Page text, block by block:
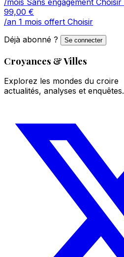
99,00 €
/an 1 mois offert Choisir
Déjà abonné ?
Se connecter
Croyances & Villes
Explorez les mondes du croire
actualités, analyses et enquêtes.